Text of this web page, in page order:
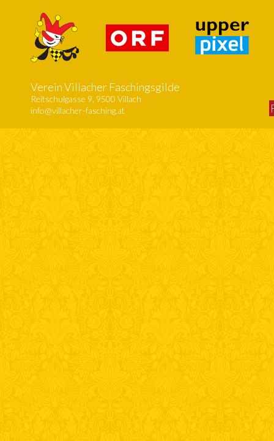
Verein Villacher Faschingsgilde
Reitschulgasse 9, 9500 Villach
info@villacher-fasching.at